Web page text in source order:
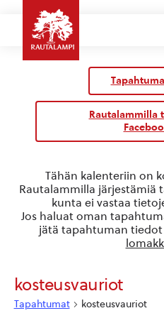
Rautalammilla
kosteusvauriot
Tapahtumat kosteusvauriot
Kalenteri
Tapahtumat
Tähän kalenteriin on
Rautalammilla järjestämiä
kunta ei vastaa
Jos haluat oman
jätä tapahtuman